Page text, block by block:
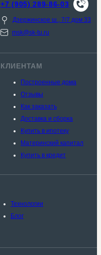
+7 (905) 289-86-03
Дзержинское ш., 7/7 дом 33
msk@sk-tu.ru
КЛИЕНТАМ
Построенные дома
Отзывы
Как заказать
Доставка и сборка
Купить в ипотеку
Материнский капитал
Купить в кредит
Технологии
Блог